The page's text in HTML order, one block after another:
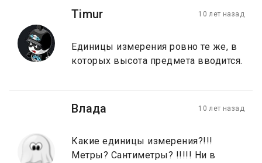
Timur 10 лет назад
Единицы измерения ровно те же, в
которых высота предмета вводится.
Влада 10 лет назад
Какие единицы измерения?!!!
Метры? Сантиметры? !!!!! Ни в